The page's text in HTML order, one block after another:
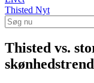
Thisted Nyt
Thisted vs.